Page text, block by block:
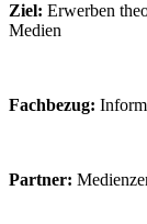
Ziel: Erwerben
Medien
Fachbezug:
Partner: